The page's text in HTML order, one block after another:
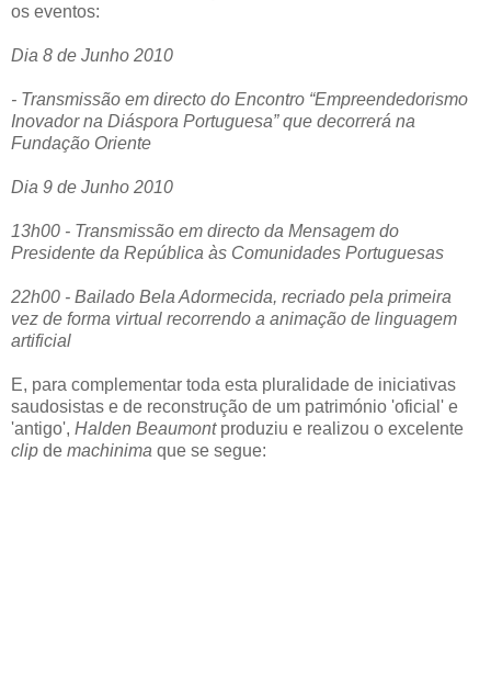
os eventos:
Dia 8 de Junho 2010
- Transmissão em directo do Encontro “Empreendedorismo
Inovador na Diáspora Portuguesa” que decorrerá na
Fundação Oriente
Dia 9 de Junho 2010
13h00 - Transmissão em directo da Mensagem do
Presidente da República às Comunidades Portuguesas
22h00 - Bailado Bela Adormecida, recriado pela primeira
vez de forma virtual recorrendo a animação de linguagem
artificial
E, para complementar toda esta pluralidade de iniciativas
saudosistas e de reconstrução de um património 'oficial' e
'antigo', Halden Beaumontproduziu e realizou o excelente
clip de machinima que se segue: